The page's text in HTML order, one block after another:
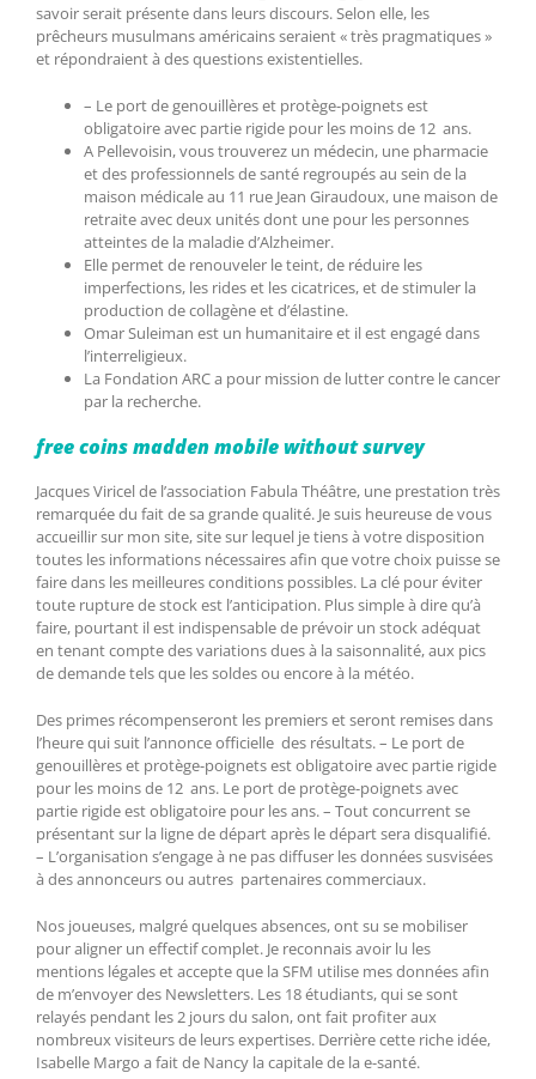
savoir serait présente dans leurs discours. Selon elle, les
prêcheurs musulmans américains seraient « très pragmatiques »
et répondraient à des questions existentielles.
– Le port de genouillères et protège-poignets est
obligatoire avec partie rigide pour les moins de 12 ans.
A Pellevoisin, vous trouverez un médecin, une pharmacie
et des professionnels de santé regroupés au sein de la
maison médicale au 11 rue Jean Giraudoux, une maison de
retraite avec deux unités dont une pour les personnes
atteintes de la maladie d’Alzheimer.
Elle permet de renouveler le teint, de réduire les
imperfections, les rides et les cicatrices, et de stimuler la
production de collagène et d’élastine.
Omar Suleiman est un humanitaire et il est engagé dans
l’interreligieux.
La Fondation ARC a pour mission de lutter contre le cancer
par la recherche.
free coins madden mobile without survey
Jacques Viricel de l’association Fabula Théâtre, une prestation très
remarquée du fait de sa grande qualité. Je suis heureuse de vous
accueillir sur mon site, site sur lequel je tiens à votre disposition
toutes les informations nécessaires afin que votre choix puisse se
faire dans les meilleures conditions possibles. La clé pour éviter
toute rupture de stock est l’anticipation. Plus simple à dire qu’à
faire, pourtant il est indispensable de prévoir un stock adéquat
en tenant compte des variations dues à la saisonnalité, aux pics
de demande tels que les soldes ou encore à la météo.
Des primes récompenseront les premiers et seront remises dans
l’heure qui suit l’annonce officielle des résultats. – Le port de
genouillères et protège-poignets est obligatoire avec partie rigide
pour les moins de 12 ans. Le port de protège-poignets avec
partie rigide est obligatoire pour les ans. – Tout concurrent se
présentant sur la ligne de départ après le départ sera disqualifié.
– L’organisation s’engage à ne pas diffuser les données susvisées
à des annonceurs ou autres partenaires commerciaux.
Nos joueuses, malgré quelques absences, ont su se mobiliser
pour aligner un effectif complet. Je reconnais avoir lu les
mentions légales et accepte que la SFM utilise mes données afin
de m’envoyer des Newsletters. Les 18 étudiants, qui se sont
relayés pendant les 2 jours du salon, ont fait profiter aux
nombreux visiteurs de leurs expertises. Derrière cette riche idée,
Isabelle Margo a fait de Nancy la capitale de la e-santé.